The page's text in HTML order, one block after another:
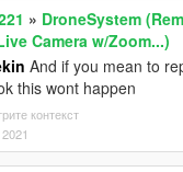
» DroneSystem
Camera w/Zoom...)
And if you mean to
this wont happen
контекст